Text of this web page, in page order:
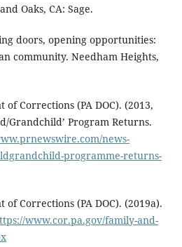
Oaks, CA: Sage.
doors, opening opportunities:
community. Needham Heights,
Corrections (PA DOC). (2013,
Grandchild’ Program Returns.
news-
programme-returns-
Corrections (PA DOC). (2019a).
www.cor.pa.gov/family-and-